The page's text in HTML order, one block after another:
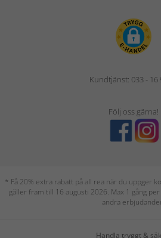
Kundtjänst: 033 - 16
Följ oss gärna!
* Få 20% extra rabatt på all rea när du uppger
gäller fram till 16 augusti 2026. Max 1 gång
andra
Handla tryggt &